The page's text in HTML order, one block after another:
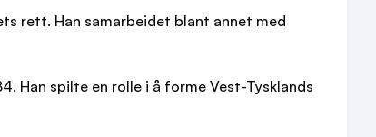
rett. Han samarbeidet blant annet med
Han spilte en rolle i å forme Vest-Tysklands